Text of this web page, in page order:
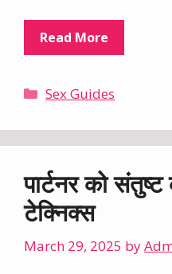
Read More
Categories
Sex Guides
पार्टनर को
टेक्निक्स
March 29, 2025 by